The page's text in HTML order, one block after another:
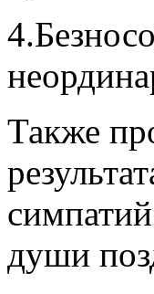
Также
души